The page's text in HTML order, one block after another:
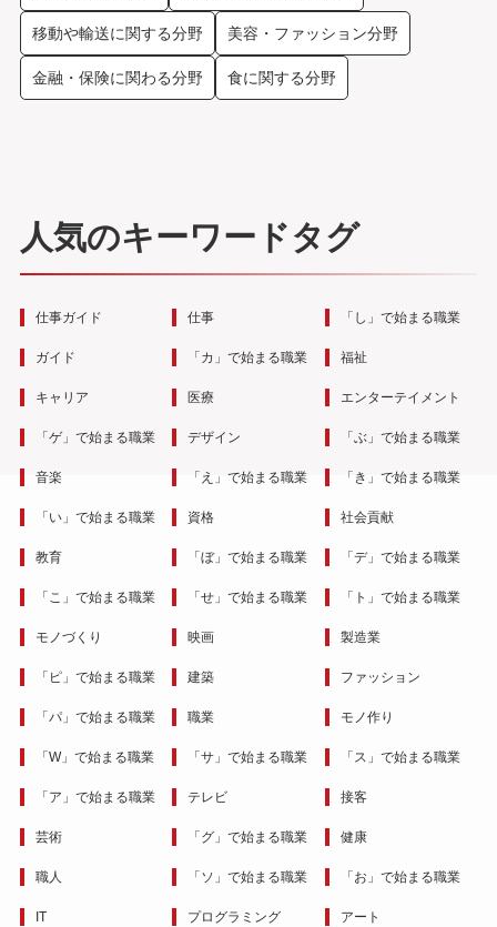
移動や輸送に関する分野 美容・ファッション分野
金融・保険に関わる分野 食に関する分野
人気のキーワードタグ
仕事ガイド 仕事 「し」で始まる職業
ガイド 「カ」で始まる職業 福祉
キャリア 医療 エンターテイメント
「ゲ」で始まる職業 デザイン 「ぶ」で始まる職業
音楽 「え」で始まる職業 「き」で始まる職業
「い」で始まる職業 資格 社会貢献
教育 「ぼ」で始まる職業 「デ」で始まる職業
「こ」で始まる職業 「せ」で始まる職業 「ト」で始まる職業
モノづくり 映画 製造業
「ピ」で始まる職業 建築 ファッション
「パ」で始まる職業 職業 モノ作り
「W」で始まる職業 「サ」で始まる職業 「ス」で始まる職業
「ア」で始まる職業 テレビ 接客
芸術 「グ」で始まる職業 健康
職人 「ソ」で始まる職業 「お」で始まる職業
IT プログラミング アート